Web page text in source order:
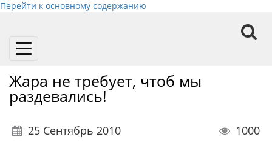
Перейти к основному содержанию
Toggle
Жара не требует, чтоб мы
раздевались!
25 Сентябрь 2010 1000